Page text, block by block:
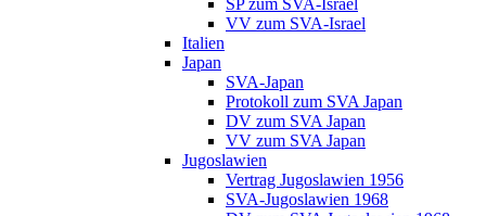
VV zum SVA-Israel
Italien
Japan
SVA-Japan
Protokoll zum SVA Japan
DV zum SVA Japan
VV zum SVA Japan
Jugoslawien
Vertrag Jugoslawien 1956
SVA-Jugoslawien 1968